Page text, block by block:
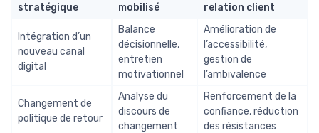
stratégique
mobilisé
relation client
Intégration d’un
nouveau canal
digital
Balance
décisionnelle,
entretien
motivationnel
Amélioration de
l’accessibilité,
gestion de
l’ambivalence
Changement de
politique de retour
Analyse du
discours de
changement
Renforcement de la
confiance, réduction
des résistances